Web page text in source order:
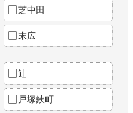
芝中田
末広
辻
戸塚鋏町